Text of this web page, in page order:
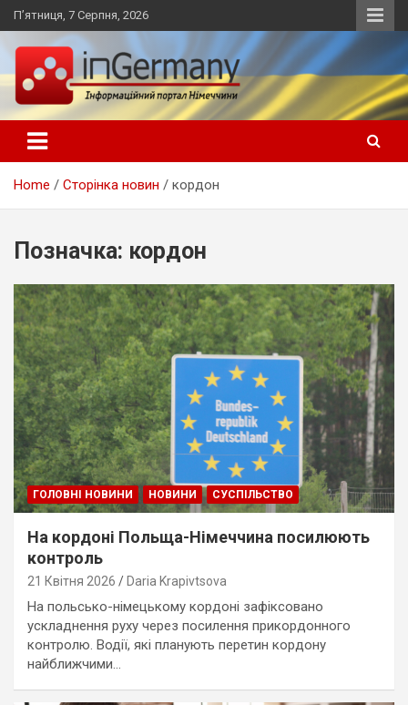
Skip
to
content
П’ятниця, 7 Серпня, 2026
inGermany.net інформаційний
портал в Німеччині
Український інформаційний портал в Німеччині, новини
Німеччини, українці в Німеччині
Home Сторінка новин кордон
Позначка: кордон
ГОЛОВНІ НОВИНИ НОВИНИ СУСПІЛЬСТВО
На кордоні Польща-Німеччина посилюють
контроль
21 Квітня 2026 Daria Krapivtsova
На польсько-німецькому кордоні зафіксовано
ускладнення руху через посилення прикордонного
контролю. Водії, які планують перетин кордону
найближчими…